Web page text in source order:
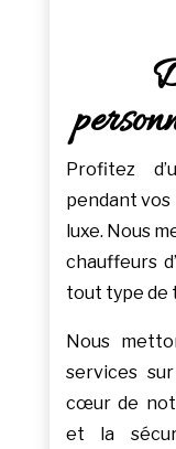
Profitez
pendant vos
luxe. Nous
chauffeurs
tout type de
Nous
services
cœur de
et la